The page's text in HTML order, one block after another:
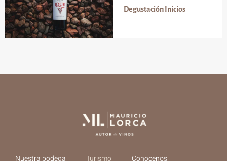
Degustación Inicios
Nuestra bodega Turismo Conocenos